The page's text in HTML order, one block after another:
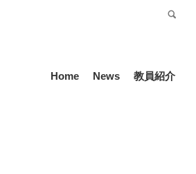
Home News 教員紹介